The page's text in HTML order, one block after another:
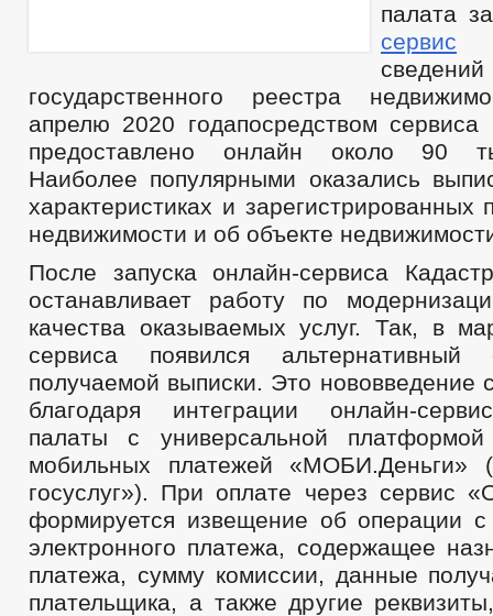
палата
сервис
государственного реестра
апрелю 2020 годапосредством
предоставлено онлайн около 90
Наиболее популярными оказались
характеристиках и зарегистрированных
недвижимости и об объекте
После запуска онлайн-сервиса
останавливает работу по
качества оказываемых услуг. Так, в
сервиса появился альтернативный
получаемой выписки. Это нововведение
благодаря интеграции онлайн-
палаты с универсальной
мобильных платежей «МОБИ.Деньги»
госуслуг»). При оплате через сервис
формируется извещение об операции с
электронного платежа, содержащее
платежа, сумму комиссии, данные
плательщика, а также другие